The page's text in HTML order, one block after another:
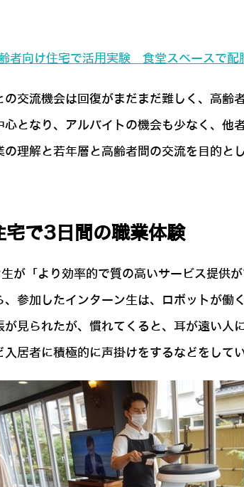
者向け住宅で活用実験 食堂スペースで配
交流機会は回復がまだまだ難しく、高齢
となり、アルバイトの機会も少なく、
理解と若年層と高齢者間の交流を目的と
宅で3日間の職業体験
が「より効率的で質の高いサービス提供
参加したインターン生は、ロボットが
見られたが、慣れてくると、耳が遠い
居者に積極的に声掛けをするなどをしてい